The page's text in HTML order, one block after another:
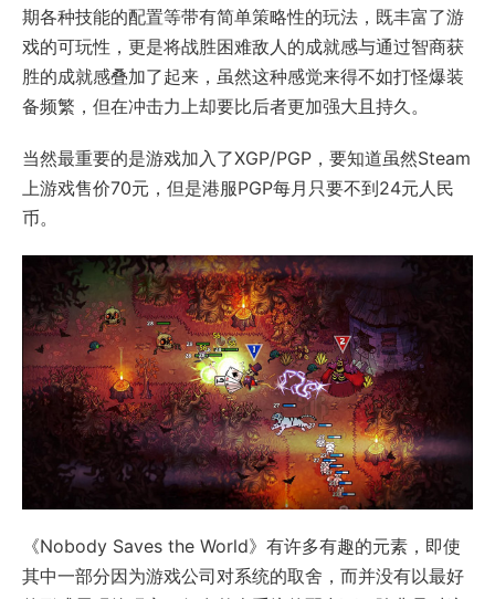
期各种技能的配置等带有简单策略性的玩法，既丰富了游
戏的可玩性，更是将战胜困难敌人的成就感与通过智商获
胜的成就感叠加了起来，虽然这种感觉来得不如打怪爆装
备频繁，但在冲击力上却要比后者更加强大且持久。
当然最重要的是游戏加入了XGP/PGP，要知道虽然Steam
上游戏售价70元，但是港服PGP每月只要不到24元人民
币。
《Nobody Saves the World》有许多有趣的元素，即使
其中一部分因为游戏公司对系统的取舍，而并没有以最好